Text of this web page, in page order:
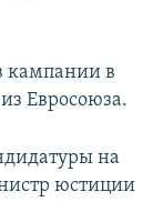
кампании в
Евросоюза.
на
юстиции